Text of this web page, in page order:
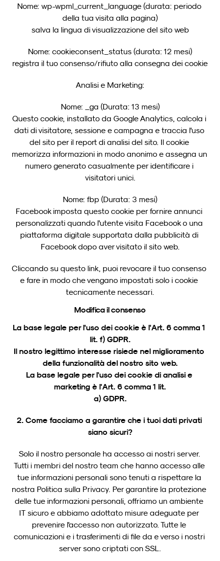
Nome: wp-wpml_current_language (durata: periodo
della tua visita alla pagina)
salva la lingua di visualizzazione del sito web
Nome: cookieconsent_status (durata: 12 mesi)
registra il tuo consenso/rifiuto alla consegna dei cookie
Analisi e Marketing:
Nome: _ga (Durata: 13 mesi)
Questo cookie, installato da Google Analytics, calcola i
dati di visitatore, sessione e campagna e traccia l'uso
del sito per il report di analisi del sito. Il cookie
memorizza informazioni in modo anonimo e assegna un
numero generato casualmente per identificare i
visitatori unici.
Nome: fbp (Durata: 3 mesi)
Facebook imposta questo cookie per fornire annunci
personalizzati quando l'utente visita Facebook o una
piattaforma digitale supportata dalla pubblicità di
Facebook dopo aver visitato il sito web.
Cliccando su questo link, puoi revocare il tuo consenso
e fare in modo che vengano impostati solo i cookie
tecnicamente necessari.
Modifica il consenso
La base legale per l'uso dei cookie è l'Art. 6 comma 1
lit. f) GDPR.
Il nostro legittimo interesse risiede nel miglioramento
della funzionalità del nostro sito web.
La base legale per l'uso dei cookie di analisi e
marketing è l'Art. 6 comma 1 lit.
a) GDPR.
2. Come facciamo a garantire che i tuoi dati privati
siano sicuri?
Solo il nostro personale ha accesso ai nostri server.
Tutti i membri del nostro team che hanno accesso alle
tue informazioni personali sono tenuti a rispettare la
nostra Politica sulla Privacy. Per garantire la protezione
delle tue informazioni personali, offriamo un ambiente
IT sicuro e abbiamo adottato misure adeguate per
prevenire l'accesso non autorizzato. Tutte le
comunicazioni e i trasferimenti di file da e verso i nostri
server sono criptati con SSL.